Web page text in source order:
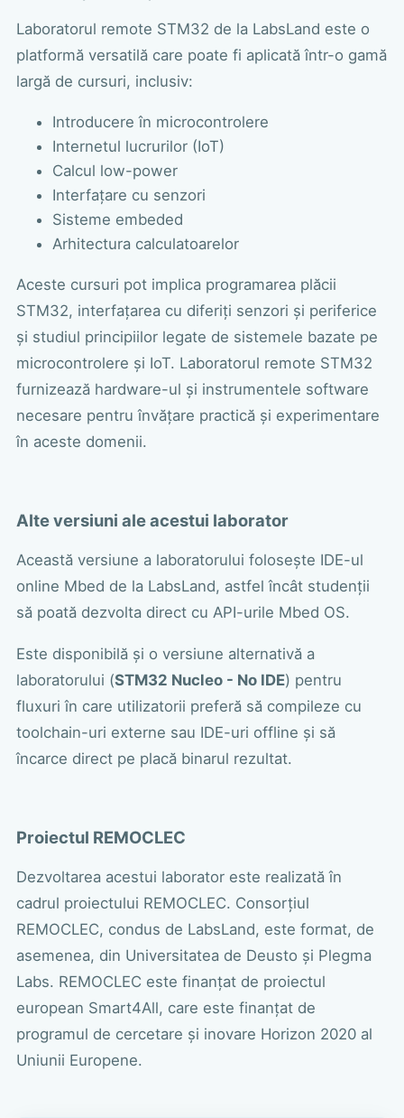
Laboratorul remote STM32 de la LabsLand este o
platformă versatilă care poate fi aplicată într-o gamă
largă de cursuri, inclusiv:
Introducere în microcontrolere
Internetul lucrurilor (IoT)
Calcul low-power
Interfațare cu senzori
Sisteme embeded
Arhitectura calculatoarelor
Aceste cursuri pot implica programarea plăcii
STM32, interfațarea cu diferiți senzori și periferice
și studiul principiilor legate de sistemele bazate pe
microcontrolere și IoT. Laboratorul remote STM32
furnizează hardware-ul și instrumentele software
necesare pentru învățare practică și experimentare
în aceste domenii.
Alte versiuni ale acestui laborator
Această versiune a laboratorului folosește IDE-ul
online Mbed de la LabsLand, astfel încât studenții
să poată dezvolta direct cu API-urile Mbed OS.
Este disponibilă și o versiune alternativă a
laboratorului (STM32 Nucleo - No IDE) pentru
fluxuri în care utilizatorii preferă să compileze cu
toolchain-uri externe sau IDE-uri offline și să
încarce direct pe placă binarul rezultat.
Proiectul REMOCLEC
Dezvoltarea acestui laborator este realizată în
cadrul proiectului REMOCLEC. Consorțiul
REMOCLEC, condus de LabsLand, este format, de
asemenea, din Universitatea de Deusto și Plegma
Labs. REMOCLEC este finanțat de proiectul
european Smart4All, care este finanțat de
programul de cercetare și inovare Horizon 2020 al
Uniunii Europene.